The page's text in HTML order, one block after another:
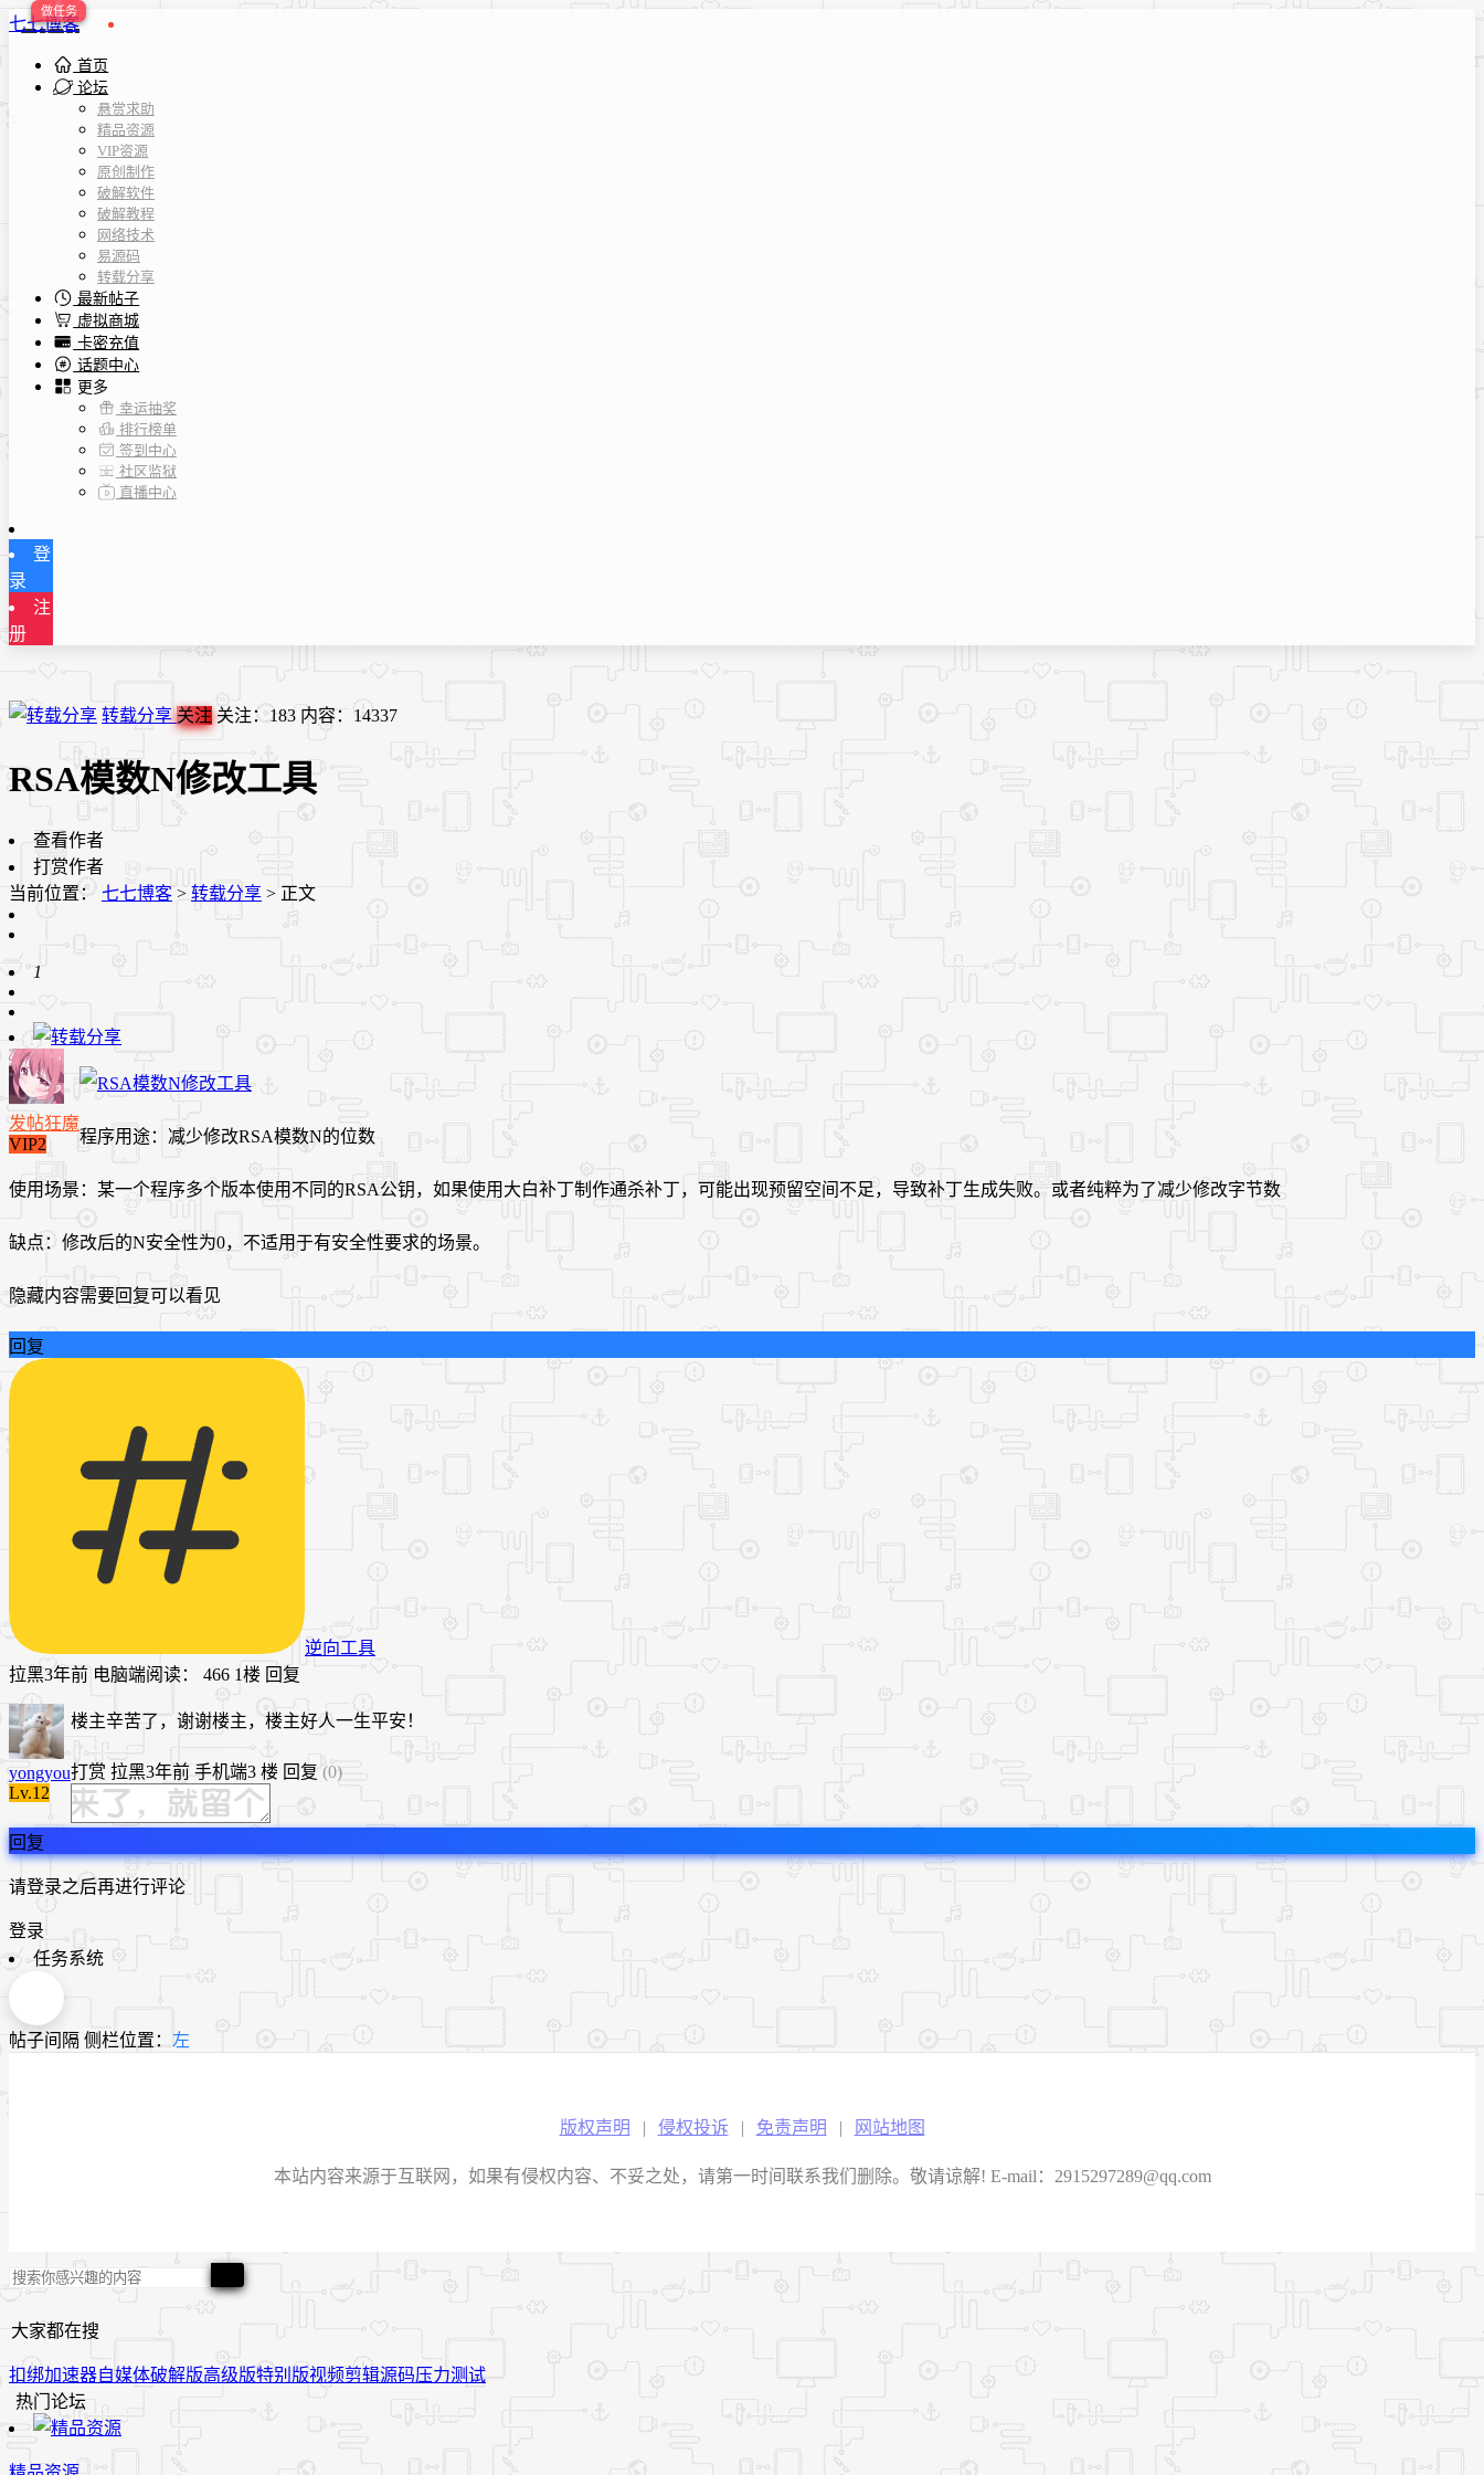
七七博客
首页
论坛
悬赏求助
精品资源
VIP资源
原创制作
破解软件
破解教程
网络技术
易源码
转载分享
最新帖子
虚拟商城
卡密充值
话题中心
更多
幸运抽奖
排行榜单
签到中心
社区监狱
直播中心
登
录
注
册
转载分享关注 关注： 183 内容： 14337
RSA模数N修改工具
查看作者
打赏作者
当前位置： 七七博客 > 转载分享 > 正文
1
发帖狂魔
VIP2
程序用途：减少修改RSA模数N的位数
使用场景：某一个程序多个版本使用不同的RSA公钥，如果使用大白补丁制作通杀补丁，可能出现预留空间不足，导致补丁生成失败。或者纯粹为了减少修改字节数
缺点：修改后的N安全性为0，不适用于有安全性要求的场景。
隐藏内容需要回复可以看见
回复
逆向工具
拉黑3年前 电脑端阅读： 466 1楼 回复
yongyou
Lv.12
楼主辛苦了，谢谢楼主，楼主好人一生平安！
打赏 拉黑3年前 手机端3 楼 回复 (0)
回复
请登录之后再进行评论
登录
任务系统
帖子间隔 侧栏位置： 左
版权声明 | 侵权投诉 | 免责声明 | 网站地图
本站内容来源于互联网，如果有侵权内容、不妥之处，请第一时间联系我们删除。敬请谅解! E-mail：2915297289@qq.com
大家都在搜
扣绑加速器自媒体破解版高级版特别版视频剪辑源码压力测试
热门论坛